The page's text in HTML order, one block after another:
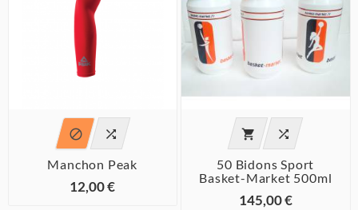
 
Manchon Peak
12,00 €
 
50 Bidons Sport
Basket-Market 500ml
145,00 €